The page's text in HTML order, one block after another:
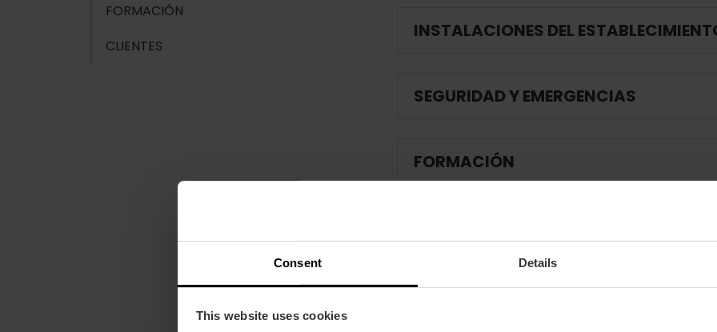
Consent Details
This website uses cookies
FORMACIÓN
CLIENTES
INSTALACIONES DEL
SEGURIDAD Y EMERGENCIAS
FORMACIÓN